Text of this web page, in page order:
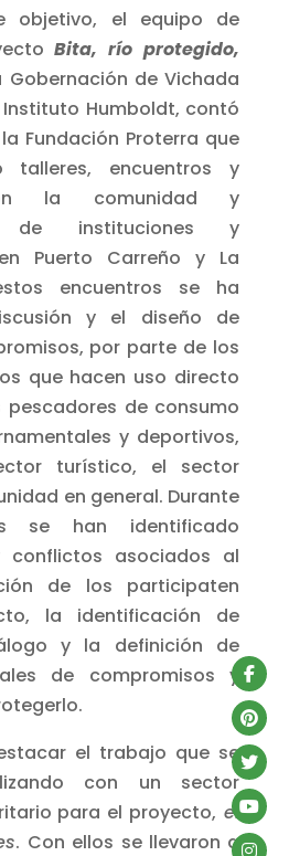
objetivo, el equipo de
Bita, río protegido,
de Vichada
Humboldt, contó
Fundación Proterra que
talleres, encuentros y
la comunidad y
de instituciones y
Puerto Carreño y La
encuentros se ha
y el diseño de
por parte de los
que hacen uso directo
de consumo
y deportivos,
turístico, el sector
en general. Durante
se han identificado
conflictos asociados al
de los participaten
la identificación de
y la definición de
de compromisos y
el trabajo que se
con un sector
para el proyecto, el
. Con ellos se llevaron a